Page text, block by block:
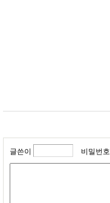
글쓴이 비밀번호